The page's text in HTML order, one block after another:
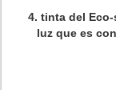
4. tinta del
luz que es